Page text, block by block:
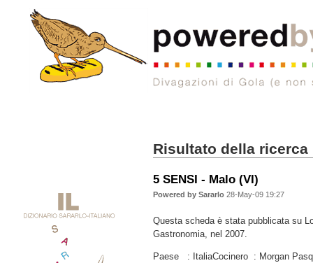
Risultato della ricerca
5 SENSI - Malo (VI)
Powered by Sararlo 28-May-09 19:27
Questa scheda è stata pubblicata su
Gastronomia, nel 2007.
Paese : ItaliaCocinero : Morgan